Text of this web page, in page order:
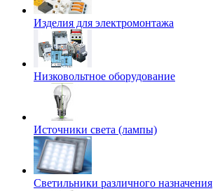
Изделия для электромонтажа
Низковольтное оборудование
Источники света (лампы)
Светильники различного назначения